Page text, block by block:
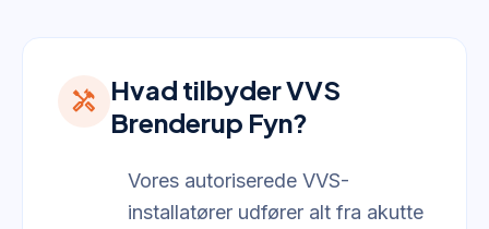
handyman Hvad tilbyder VVS
Brenderup Fyn?
Vores autoriserede VVS-
installatører udfører alt fra akutte